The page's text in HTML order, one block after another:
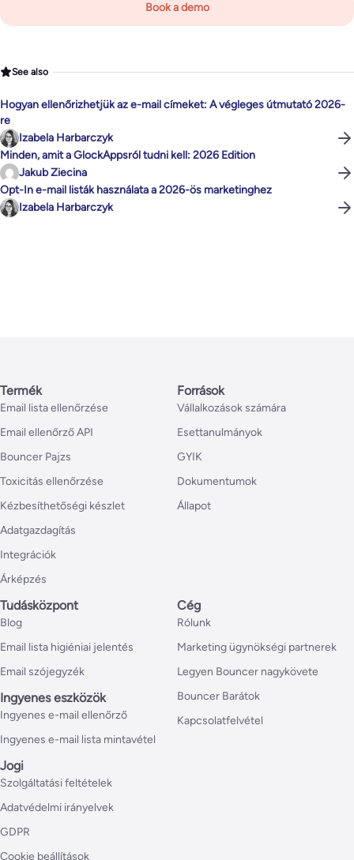
Book a demo
See also
Hogyan ellenőrizhetjük az e-mail címeket: A végleges útmutató 2026-
re
Izabela Harbarczyk
Minden, amit a GlockAppsról tudni kell: 2026 Edition
Jakub Ziecina
Opt-In e-mail listák használata a 2026-ös marketinghez
Izabela Harbarczyk
Termék
Email lista ellenőrzése
Email ellenőrző API
Bouncer Pajzs
Toxicitás ellenőrzése
Kézbesíthetőségi készlet
Adatgazdagítás
Integrációk
Árképzés
Források
Vállalkozások számára
Esettanulmányok
GYIK
Dokumentumok
Állapot
Tudásközpont
Blog
Email lista higiéniai jelentés
Email szójegyzék
Ingyenes eszközök
Ingyenes e-mail ellenőrző
Ingyenes e-mail lista mintavétel
Cég
Rólunk
Marketing ügynökségi partnerek
Legyen Bouncer nagykövete
Bouncer Barátok
Kapcsolatfelvétel
Jogi
Szolgáltatási feltételek
Adatvédelmi irányelvek
GDPR
Cookie beállítások